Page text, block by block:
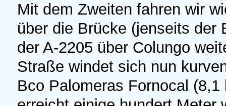
Mit dem Zweiten fahren wir
über die Brücke (jenseits der
der A-2205 über Colungo
Straße windet sich nun
Bco Palomeras Fornocal